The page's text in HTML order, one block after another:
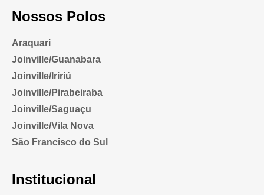
Nossos Polos
Araquari
Joinville/Guanabara
Joinville/Iririú
Joinville/Pirabeiraba
Joinville/Saguaçu
Joinville/Vila Nova
São Francisco do Sul
Institucional